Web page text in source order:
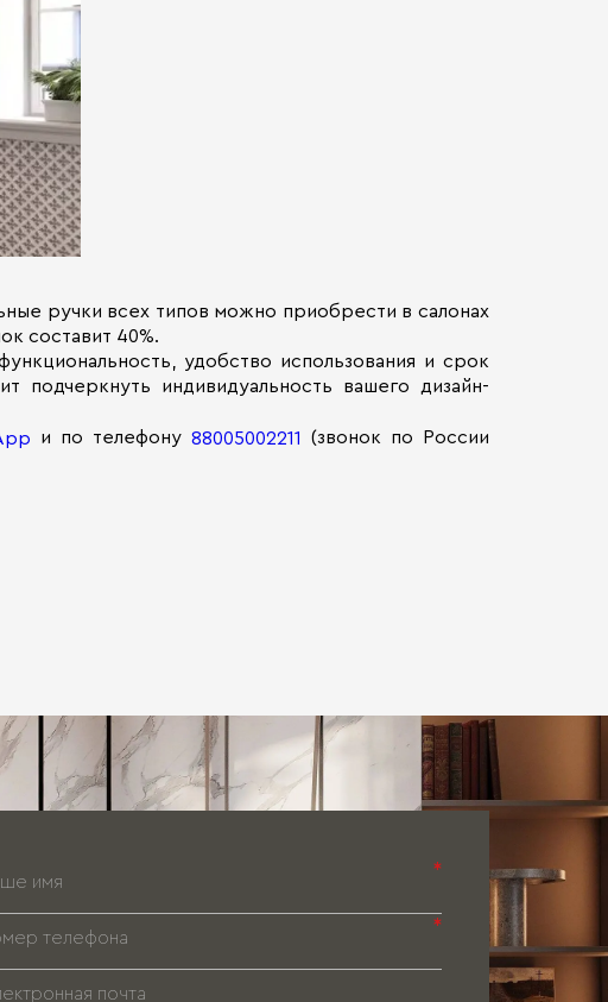
ручки всех типов можно приобрести в салонах
составит 40%.
удобство использования и срок
подчеркнуть индивидуальность вашего дизайн-
и по телефону88005002211
(звонок по России
*
*